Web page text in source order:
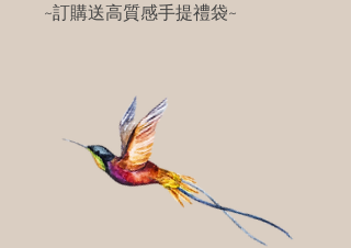
~訂購送高質感手提禮袋~